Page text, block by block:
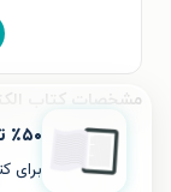
مشخصات کتاب
نام کتاب
٪۵۰ تخفیف ویژۀ اولین خرید
برای